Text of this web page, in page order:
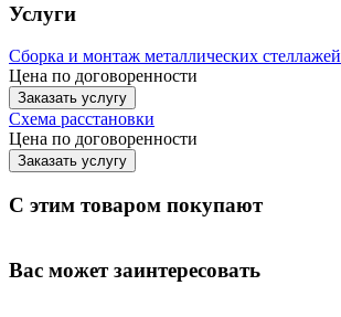
Услуги
Сборка и монтаж металлических стеллажей
Цена по договоренности
Заказать услугу
Схема расстановки
Цена по договоренности
Заказать услугу
С этим товаром покупают
Вас может заинтересовать